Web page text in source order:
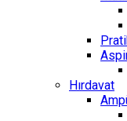
Hırdavat